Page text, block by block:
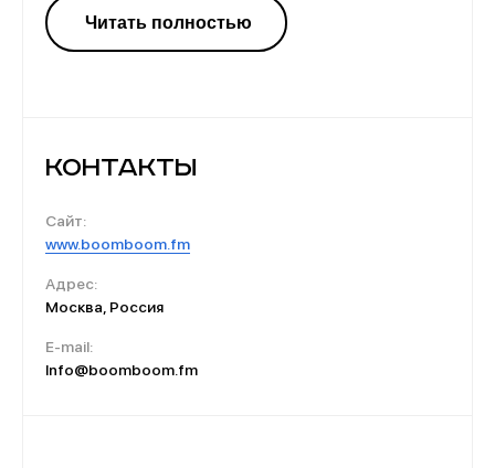
достойно оценили любители зажигающих
электронных ритмов. Вещание радиостанции
Контакты
Сайт:
www.boomboom.fm
Адрес:
Москва, Россия
E-mail:
Info@boomboom.fm